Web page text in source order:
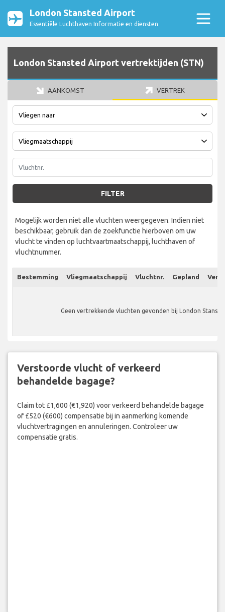
London Stansted Airport
Essentiële Luchthaven Informatie en diensten
London Stansted Airport vertrektijden (STN)
AANKOMST VERTREK
FILTER
Mogelijk worden niet alle vluchten weergegeven. Indien niet
beschikbaar, gebruik dan de zoekfunctie hierboven om uw
vlucht te vinden op luchtvaartmaatschappij, luchthaven of
vluchtnummer.
Bestemming Vliegmaatschappij Vluchtnr. Gepland
Geen vertrekkende vluchten gevonden bij London
Verstoorde vlucht of verkeerd
behandelde bagage?
Claim tot £1,600 (€1,920) voor verkeerd behandelde bagage
of £520 (€600) compensatie bij in aanmerking komende
vluchtvertragingen en annuleringen. Controleer uw
compensatie gratis.